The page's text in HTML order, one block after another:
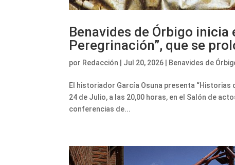
Benavides de Órbigo
Peregrinación”, que se
por Redacción Jul 20, 2026 Benavides de
El historiador García Osuna presenta “Historias
24 de Julio, a las 20,00 horas, en el Salón de
conferencias de...